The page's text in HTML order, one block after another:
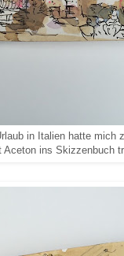
in Italien hatte mich
ins Skizzenbuch